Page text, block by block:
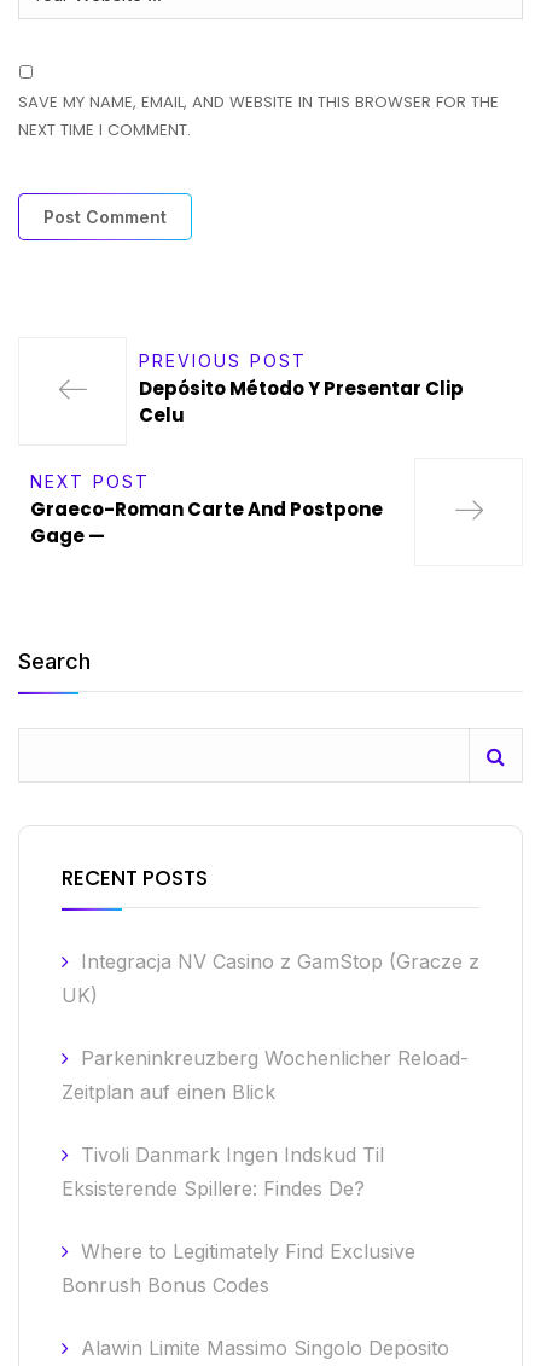
SAVE MY NAME, EMAIL, AND WEBSITE IN THIS BROWSER FOR THE
NEXT TIME I COMMENT.
PREVIOUS POST
Depósito Método Y Presentar Clip
Celu
NEXT POST
Graeco-Roman Carte And Postpone
Gage —
Search
RECENT POSTS
Integracja NV Casino z GamStop (Gracze z
UK)
Parkeninkreuzberg Wochenlicher Reload-
Zeitplan auf einen Blick
Tivoli Danmark Ingen Indskud Til
Eksisterende Spillere: Findes De?
Where to Legitimately Find Exclusive
Bonrush Bonus Codes
Alawin Limite Massimo Singolo Deposito